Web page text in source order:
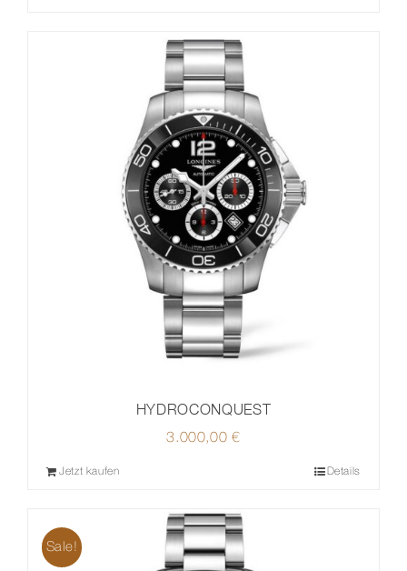
HYDROCONQUEST
3.000,00€
Jetzt kaufen Details
Sale!